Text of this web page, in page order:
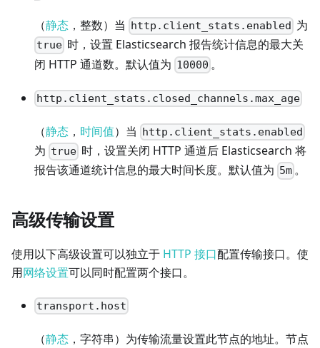
（静态 ，整数）当 http.client_stats.enabled 为
true 时，设置 Elasticsearch 报告统计信息的最大关
闭 HTTP 通道数。默认值为 10000 。
http.client_stats.closed_channels.max_age
（静态 ， 时间值）当 http.client_stats.enabled
为 true 时，设置关闭 HTTP 通道后 Elasticsearch 将
报告该通道统计信息的最大时间长度。默认值为 5m 。
高级传输设置
使用以下高级设置可以独立于 HTTP 接口配置传输接口。使
用网络设置可以同时配置两个接口。
transport.host
（静态 ，字符串）为传输流量设置此节点的地址。节点